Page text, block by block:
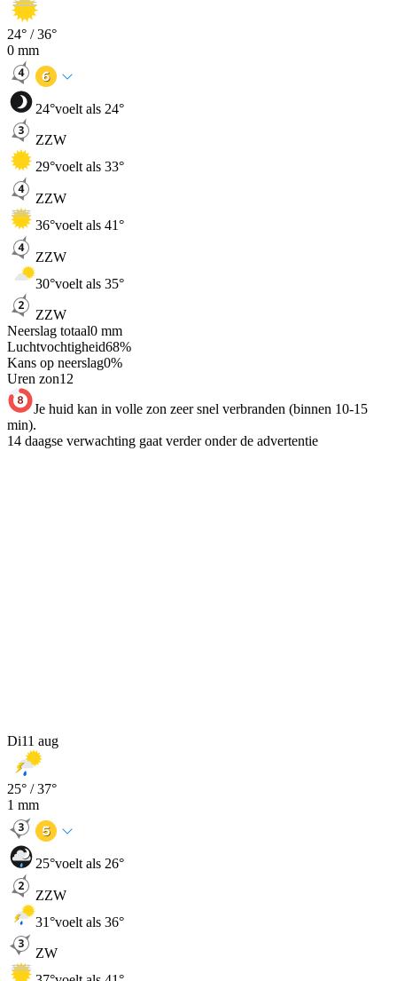
24° /36°
0 mm
24°voelt als 24°
ZZW
29°voelt als 33°
ZZW
36°voelt als 41°
ZZW
30°voelt als 35°
ZZW
Neerslag totaal0 mm
Luchtvochtigheid68%
Kans op neerslag0%
Uren zon12
Je huid kan in volle zon zeer snel verbranden (binnen 10-15
min).
14 daagse verwachting gaat verder onder de advertentie
Di11 aug
25° /37°
1 mm
25°voelt als 26°
ZZW
31°voelt als 36°
ZW